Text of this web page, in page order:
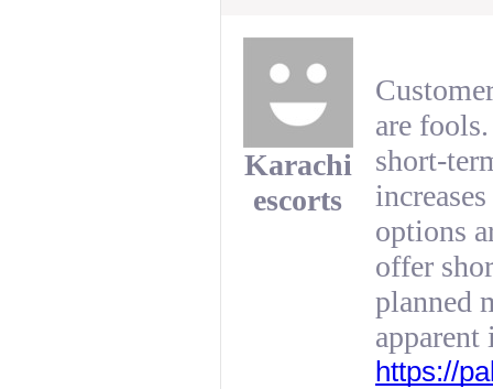
Karachi
escorts
are
short-
options
offer
planned
apparent
https://